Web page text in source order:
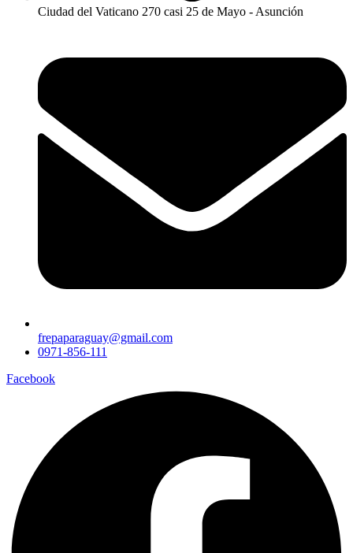
Ciudad del Vaticano 270 casi 25 de Mayo - Asunción
frepaparaguay@gmail.com
0971-856-111
Facebook